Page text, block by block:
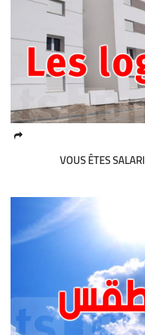
VOUS ÊTES